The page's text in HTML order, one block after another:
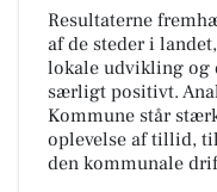
Resultaterne
af de steder i
lokale udvikling og
særligt positivt.
Kommune står
oplevelse af tillid,
den kommunale